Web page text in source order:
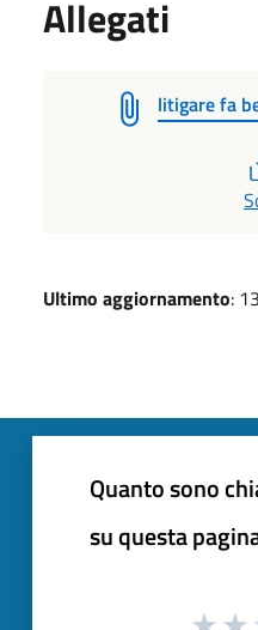
Allegati
litigare fa
Ultimo aggiornamento:
Quanto sono
su questa